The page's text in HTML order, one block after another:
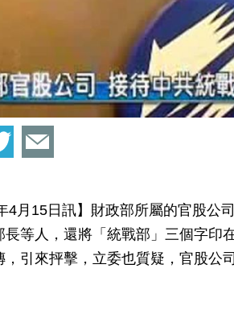
4月15日訊】財政部所屬的官股公
等人，還將「統戰部」三個字印
引來抨擊，立委也質疑，官股公